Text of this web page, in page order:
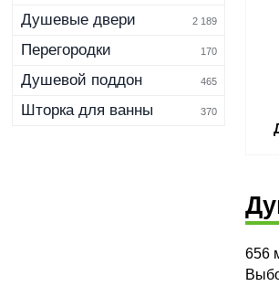
Душевые двери 2 189
Перегородки 170
Душевой поддон 465
Шторка для ванны 370
656